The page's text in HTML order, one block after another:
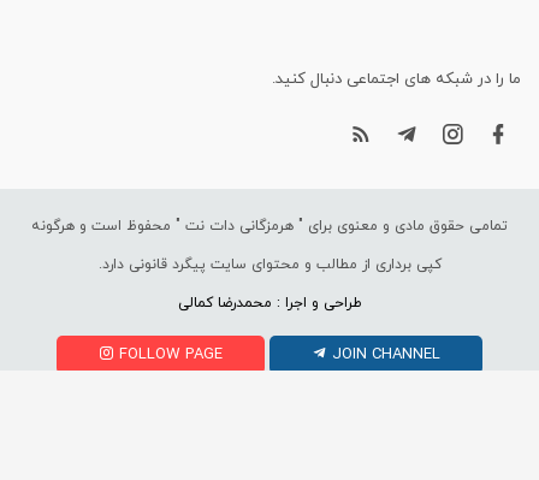
ما را در شبکه های اجتماعی دنبال کنید.
تمامی حقوق مادی و معنوی برای " هرمزگانی دات نت " محفوظ است و هرگونه
کپی برداری از مطالب و محتوای سایت پیگرد قانونی دارد.
طراحی و اجرا : محمدرضا کمالی
FOLLOW PAGE JOIN CHANNEL